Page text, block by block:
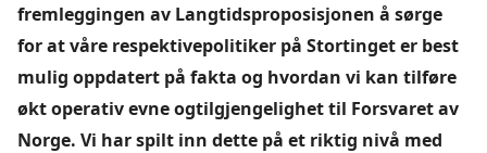
fremleggingen av Langtidsproposisjonen å sørge
for at våre respektivepolitiker på Stortinget er best
mulig oppdatert på fakta og hvordan vi kan tilføre
økt operativ evne ogtilgjengelighet til Forsvaret av
Norge. Vi har spilt inn dette på et riktig nivå med